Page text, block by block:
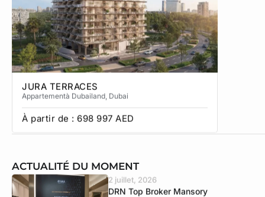
JURA TERRACES
Appartementà Dubailand, Dubai
À partir de : 698 997 AED
ACTUALITÉ DU MOMENT
2 juillet, 2026
DRN Top Broker Mansory